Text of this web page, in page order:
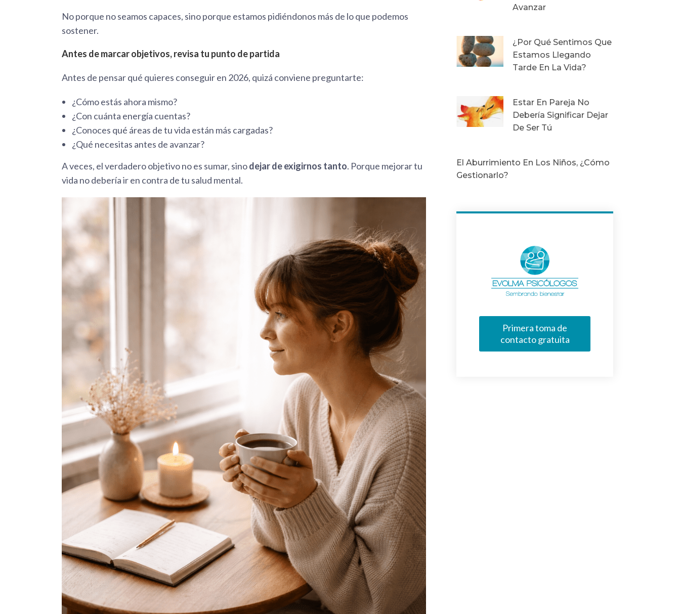
No porque no seamos capaces, sino porque estamos pidiéndonos más de lo que podemos
sostener.
Antes de marcar objetivos, revisa tu punto de partida
Antes de pensar qué quieres conseguir en 2026, quizá conviene preguntarte:
¿Cómo estás ahora mismo?
¿Con cuánta energía cuentas?
¿Conoces qué áreas de tu vida están más cargadas?
¿Qué necesitas antes de avanzar?
A veces, el verdadero objetivo no es sumar, sinodejar de exigirnos tanto. Porque mejorar tu
vida no debería ir en contra de tu salud mental.
Avanzar
¿Por Qué Sentimos Que
Estamos Llegando
Tarde En La Vida?
Estar En Pareja No
Debería Significar Dejar
De Ser Tú
El Aburrimiento En Los Niños, ¿Cómo
Gestionarlo?
Primera toma de
contacto gratuita